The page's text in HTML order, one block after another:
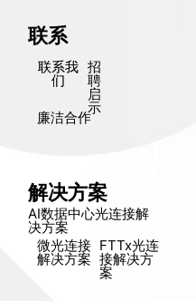
联系
联系我
们
招
聘
启
示
廉洁合作
解决方案
AI数据中心光连接解
决方​​案
微光连接
解决方​​案
FTTx光连
接解决方​​
案